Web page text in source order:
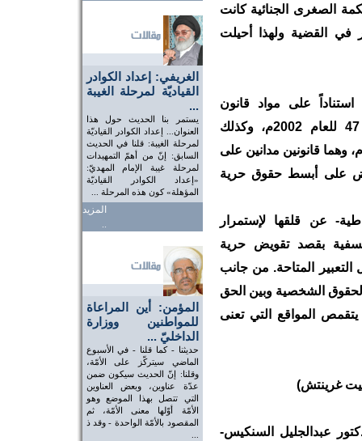
الغريفي: إعداد الكوادر
القياديّة لمرحلة الغيبة
...
يستمر بنا الحديث حول هذا
العنوان... إعداد الكوادر القياديّة
لمرحلة الغيبة: قلنا في الحديث
السابق: إنّ من أهمّ التمهيدات
لمرحلة غيبة الإمام المهديّ:
«إعداد الكوادر القياديّة
المؤهلة» كون هذه المرحلة ...
المزيد
..
المؤمن: أين المراعاة
للمواطنين ووزارة
الداخليّ ...
حديثنا - كما قلنا - في الأسبوع
الماضي سيتركّز على الأمّة،
وقلنا: إنّ الحديث سيكون ضمن
عدّة عناوين، وبعض العناوين
التي تتصل بهذا الموضع وهو
الأمّة أوّلها معنى الأمّة، ثم
المقصود بالأمّة الواحدة - وقد ذ
الصغرى الجنائية كانت
القضية ولهذا أحيلت
على مواد قانون
بمرسوم للصحافة والطباعة والنشر رقم 47 للعام 2002م، وكذلك
مرسوم بقانون العقوبات رقم 15 للعام 1976م، وهما قانونين مدانين على
على أبسط حقوق حرية
عن قلقها لإستمرار
بقصد تقويض حرية
المتاحة. من جانب
الشخصية وبين الحق
المواقع التي تعنى
عبدالجليل السنكيس-